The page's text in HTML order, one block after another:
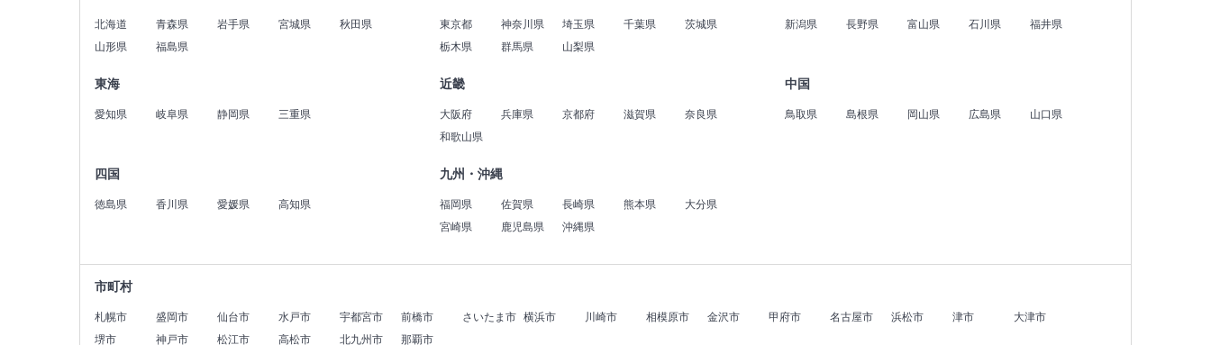
北海道 青森県 岩手県 宮城県
秋田県
山形県
福島県
東京都 神奈川県 埼玉県 千葉県
茨城県
栃木県
群馬県 山梨県
新潟県 長野県 富山県 石川県 福井県
東海
愛知県 岐阜県 静岡県 三重県
近畿
大阪府 兵庫県 京都府 滋賀県
奈良県
和歌山県
中国
鳥取県 島根県 岡山県 広島県 山口県
四国
徳島県 香川県 愛媛県 高知県
九州・沖縄
福岡県 佐賀県 長崎県 熊本県
大分県
宮崎県
鹿児島県 沖縄県
市町村
札幌市 盛岡市 仙台市 水戸市 宇都宮市 前橋市 さいたま市 横浜市 川崎市 相模原市 金沢市 甲府市 名古屋市 浜松市 津市
大津市
堺市
神戸市 松江市 高松市 北九州市 那覇市